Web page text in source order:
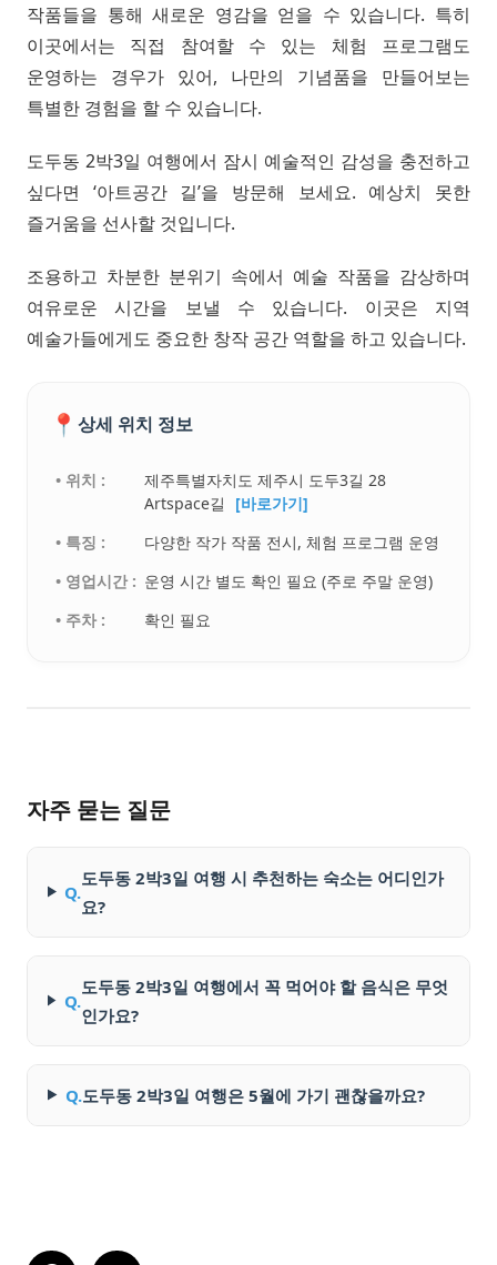
작품들을 통해 새로운 영감을 얻을 수 있습니다. 특히
이곳에서는 직접 참여할 수 있는 체험 프로그램도
운영하는 경우가 있어, 나만의 기념품을 만들어보는
특별한 경험을 할 수 있습니다.
도두동 2박3일 여행에서 잠시 예술적인 감성을 충전하고
싶다면 ‘아트공간 길’을 방문해 보세요. 예상치 못한
즐거움을 선사할 것입니다.
조용하고 차분한 분위기 속에서 예술 작품을 감상하며
여유로운 시간을 보낼 수 있습니다. 이곳은 지역
예술가들에게도 중요한 창작 공간 역할을 하고 있습니다.
📍 상세 위치 정보
• 위치 :
제주특별자치도 제주시 도두3길 28
Artspace길
[바로가기]
• 특징 :
다양한 작가 작품 전시, 체험 프로그램 운영
• 영업시간 : 운영 시간 별도 확인 필요 (주로 주말 운영)
• 주차 :
확인 필요
자주 묻는 질문
Q.
도두동 2박3일 여행 시 추천하는 숙소는 어디인가
요?
Q.
도두동 2박3일 여행에서 꼭 먹어야 할 음식은 무엇
인가요?
Q.도두동 2박3일 여행은 5월에 가기 괜찮을까요?